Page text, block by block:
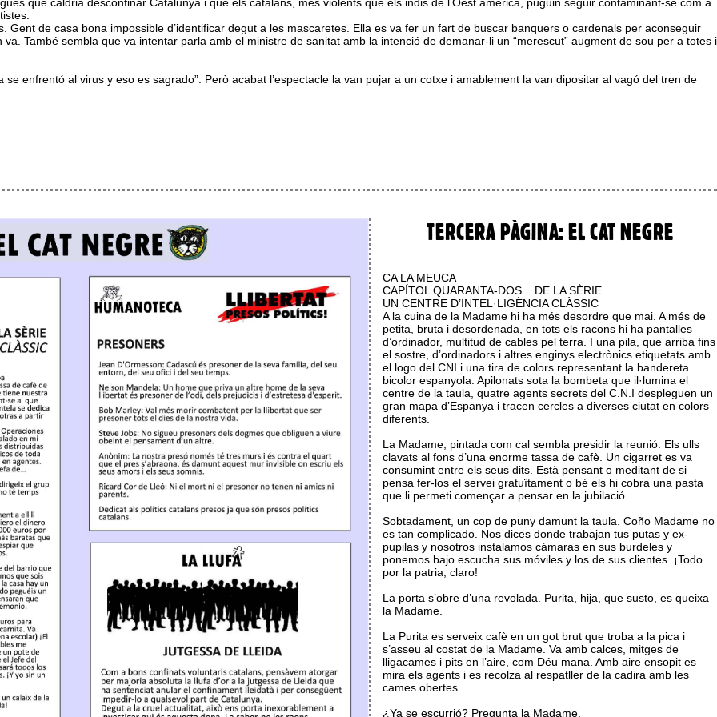
Gent de casa bona impossible d’identificar degut a les mascaretes. Ella es va fer un fart de buscar banquers o cardenals per aconseguir
També sembla que va intentar parla amb el ministre de sanitat amb la intenció de demanar-li un “merescut” augment de sou per a totes i
enfrentó al virus y eso es sagrado”. Però acabat l’espectacle la van pujar a un cotxe i amablement la van dipositar al vagó del tren de
TERCERA PÀGINA: EL CAT NEGRE
CA LA MEUCA
CAPÍTOL QUARANTA-DOS... DE LA SÈRIE
UN CENTRE D’INTEL·LIGÈNCIA CLÀSSIC
A la cuina de la Madame hi ha més desordre que mai. A més de
petita, bruta i desordenada, en tots els racons hi ha pantalles
d’ordinador, multitud de cables pel terra. I una pila, que arriba fins
el sostre, d’ordinadors i altres enginys electrònics etiquetats amb
el logo del CNI i una tira de colors representant la bandereta
bicolor espanyola. Apilonats sota la bombeta que il·lumina el
centre de la taula, quatre agents secrets del C.N.I despleguen un
gran mapa d’Espanya i tracen cercles a diverses ciutat en colors
diferents.
La Madame, pintada com cal sembla presidir la reunió. Els ulls
clavats al fons d’una enorme tassa de cafè. Un cigarret es va
consumint entre els seus dits. Està pensant o meditant de si
pensa fer-los el servei gratuïtament o bé els hi cobra una pasta
que li permeti començar a pensar en la jubilació.
Sobtadament, un cop de puny damunt la taula. Coño Madame no
es tan complicado. Nos dices donde trabajan tus putas y ex-
pupilas y nosotros instalamos cámaras en sus burdeles y
ponemos bajo escucha sus móviles y los de sus clientes. ¡Todo
por la patria, claro!
La porta s’obre d’una revolada. Purita, hija, que susto, es queixa
la Madame.
La Purita es serveix cafè en un got brut que troba a la pica i
s’asseu al costat de la Madame. Va amb calces, mitges de
lligacames i pits en l’aire, com Déu mana. Amb aire ensopit es
mira els agents i es recolza al respatller de la cadira amb les
cames obertes.
¿Ya se escurrió? Pregunta la Madame.